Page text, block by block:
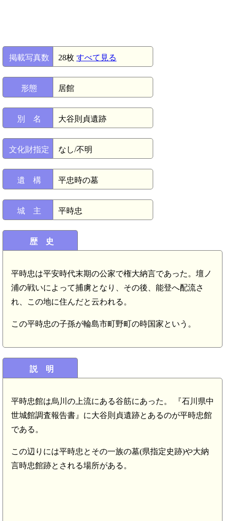
掲載写真数 28枚 すべて見る
形態 居館
別 名 大谷則貞遺跡
文化財指定 なし/不明
遺 構 平忠時の墓
城 主 平時忠
歴 史
平時忠は平安時代末期の公家で権大納言であった。壇ノ
浦の戦いによって捕虜となり、その後、能登へ配流さ
れ、この地に住んだと云われる。
この平時忠の子孫が輪島市町野町の時国家という。
説 明
平時忠館は烏川の上流にある谷筋にあった。 『石川県中
世城館調査報告書』に大谷則貞遺跡とあるのが平時忠館
である。
この辺りには平時忠とその一族の墓(県指定史跡)や大納
言時忠館跡とされる場所がある。